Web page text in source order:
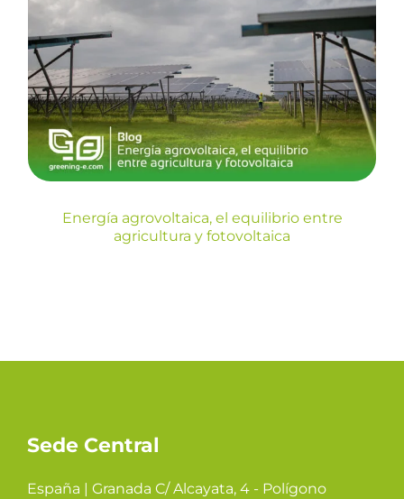
Energía agrovoltaica, el
equilibrio entre agricultura y
fotovoltaica
Blog
Energía agrovoltaica, el equilibrio entre
agricultura y fotovoltaica
Sede Central
España | Granada C/ Alcayata, 4 - Polígono